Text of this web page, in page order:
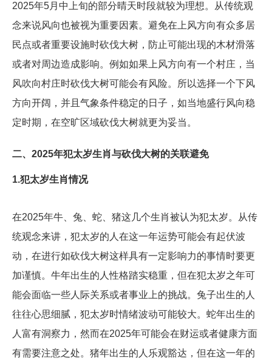
2025年5月中上旬的部分晴天时段就较为理想。从传统观
念来说风向也被视为重要因素。避免在上风方向有众多居
民点或者重要设施时砍伐大树，防止可能出现的木材滑落
或者对周边造成影响。例如如果上风方向有一个村庄，当
风吹向村庄时砍伐大树可能会有风险。所以选择一个下风
方向开阔，并且气象条件稳定的日子，如当地盛行风向稳
定时期，在空旷区域砍伐大树就更为妥当。
二、2025年犯太岁生肖与砍伐大树的关联避免
1.犯太岁生肖情况
在2025年牛、兔、蛇、猪这几个生肖被认为犯太岁。从传
统观念来讲，犯太岁的人在这一年运势可能会有起伏波
动，在进行如砍伐大树这样具有一定影响力的事情时要更
加谨慎。牛年出生的人性格踏实稳重，但在犯太岁之年可
能会面临一些人际关系或者事业上的挑战。兔子出生的人
往往心思细腻，犯太岁时情绪波动可能较大。蛇年出生的
人富有洞察力，然而在2025年可能会在财运或者健康方面
有需要注意之处。猪年出生的人乐观豁达，但在这一年的